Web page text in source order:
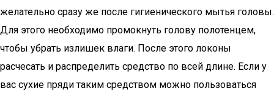
желательно сразу же после гигиенического мытья головы.
Для этого необходимо промокнуть голову полотенцем,
чтобы убрать излишек влаги. После этого локоны
расчесать и распределить средство по всей длине. Если у
вас сухие пряди таким средством можно пользоваться